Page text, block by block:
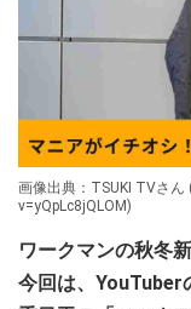
画像出典：TSUKI TVさ
v=yQpLc8jQLOM)
ワークマンの秋冬
今回は、YouTuber